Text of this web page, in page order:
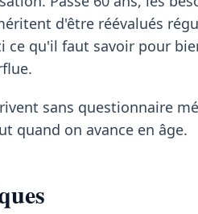
d'être réévalués
qu'il faut savoir pour
sans questionnaire
quand on avance en âge.